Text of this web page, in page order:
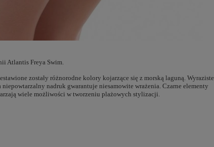
Atlantis Freya Swim.
zostały różnorodne kolory kojarzące się z morską laguną. Wyraziste
nadruk gwarantuje niesamowite wrażenia. Czarne elementy
wiele możliwości w tworzeniu plażowych stylizacji.